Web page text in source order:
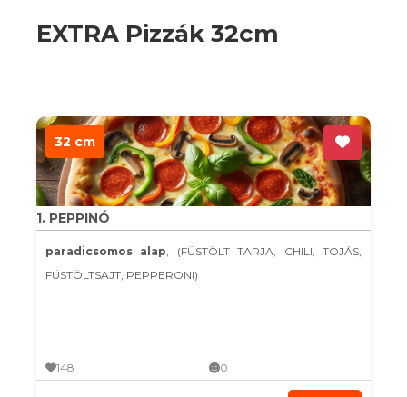
EXTRA Pizzák 32cm
32 cm
1. PEPPINÓ
paradicsomos alap, (FÜSTÖLT TARJA, CHILI, TOJÁS,
FÜSTÖLTSAJT, PEPPERONI)
148 0